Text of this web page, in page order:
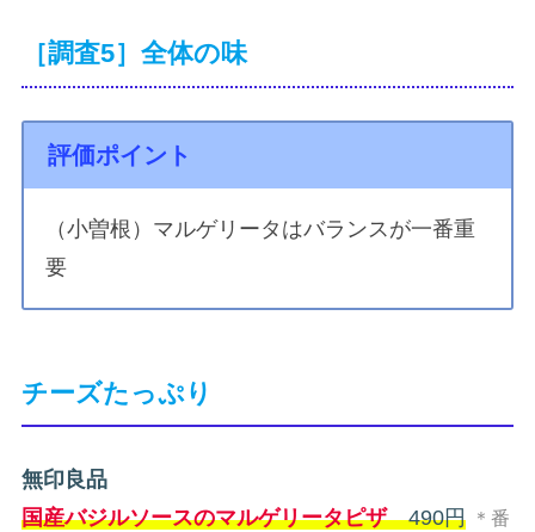
［調査5］全体の味
評価ポイント
（小曽根）マルゲリータはバランスが一番重
要
チーズたっぷり
無印良品
国産バジルソースのマルゲリータピザ490円 ＊番